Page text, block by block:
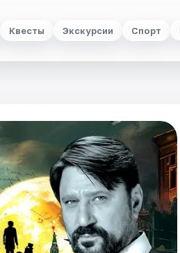
Квесты Экскурсии Спорт